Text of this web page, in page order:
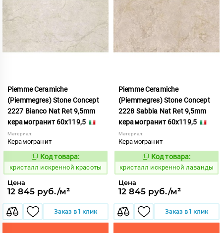
Piemme Ceramiche
(Piemmegres) Stone Concept
2227 Bianco Nat Ret 9,5mm
керамогранит 60x119,5
Материал:
Керамогранит
817040
Код товара:
кристалл искренной красоты
Цена
12 845 руб./м²
Заказ в 1 клик
Piemme Ceramiche
(Piemmegres) Stone Concept
2228 Sabbia Nat Ret 9,5mm
керамогранит 60x119,5
Материал:
Керамогранит
817041
Код товара:
кристалл искренной лаванды
Цена
12 845 руб./м²
Заказ в 1 клик